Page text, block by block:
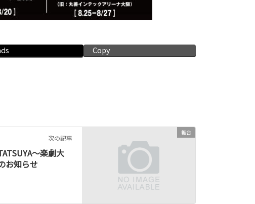
Copy
舞台
次の記事
〜楽劇大
お知らせ